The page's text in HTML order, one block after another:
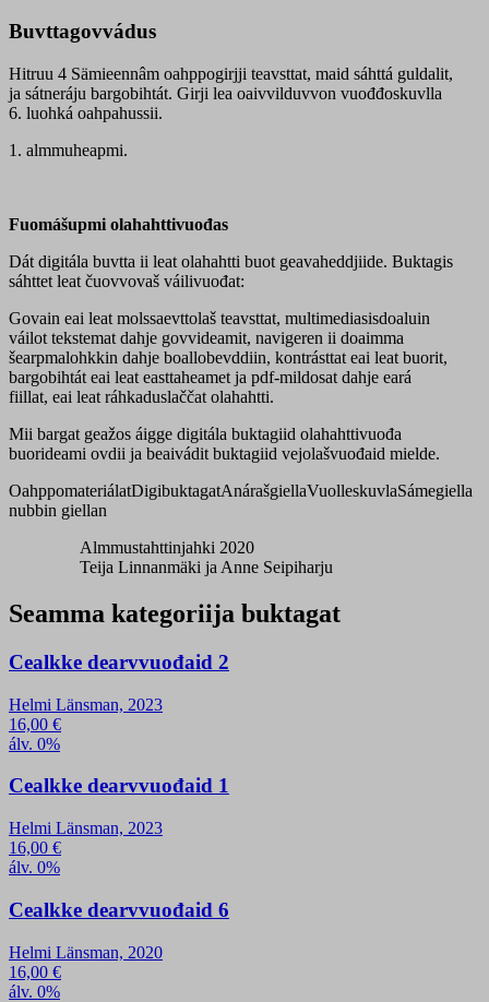
Buvttagovvádus
Hitruu 4 Sämieennâm oahppogirjji teavsttat, maid sáhttá guldalit,
ja sátneráju bargobihtát. Girji lea oaivvilduvvon vuođđoskuvlla
6. luohká oahpahussii.
1. almmuheapmi.
Fuomášupmi olahahttivuođas
Dát digitála buvtta ii leat olahahtti buot geavaheddjiide. Buktagis
sáhttet leat čuovvovaš váilivuođat:
Govain eai leat molssaevttolaš teavsttat, multimediasisdoaluin
váilot tekstemat dahje govvideamit, navigeren ii doaimma
šearpmalohkkin dahje boallobevddiin, kontrásttat eai leat buorit,
bargobihtát eai leat easttaheamet ja pdf-mildosat dahje eará
fiillat, eai leat ráhkaduslaččat olahahtti.
Mii bargat geažos áigge digitála buktagiid olahahttivuođa
buorideami ovdii ja beaivádit buktagiid vejolašvuođaid mielde.
OahppomateriálatDigibuktagatAnárašgiellaVuolleskuvlaSámegiella
nubbin giellan
Almmustahttinjahki 2020
Teija Linnanmäki ja Anne Seipiharju
Seamma kategoriija buktagat
Cealkke dearvvuođaid 2
Helmi Länsman, 2023
16,00 €
álv. 0%
Cealkke dearvvuođaid 1
Helmi Länsman, 2023
16,00 €
álv. 0%
Cealkke dearvvuođaid 6
Helmi Länsman, 2020
16,00 €
álv. 0%